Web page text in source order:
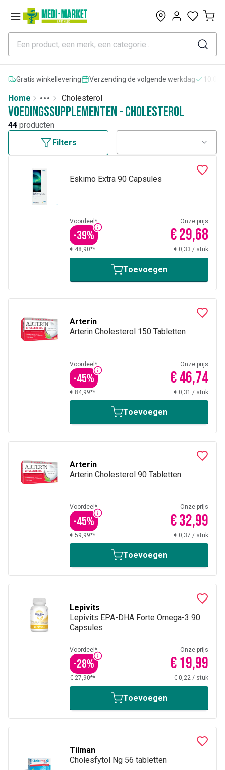
0
Gratis winkellevering Verzending de volgende werkdag
Home
More
Toggle menu
Cholesterol
Voedingssupplementen - Cholesterol
44 producten
Filters
Eskimo Extra 90 Capsules
Voordeel*
-39%
Onze prijs
€ 29,68
€ 48,90** € 0,33 / stuk
Toevoegen
Arterin
Arterin Cholesterol 150 Tabletten
Voordeel*
-45%
Onze prijs
€ 46,74
€ 84,99** € 0,31 / stuk
Toevoegen
Arterin
Arterin Cholesterol 90 Tabletten
Voordeel*
-45%
Onze prijs
€ 32,99
€ 59,99** € 0,37 / stuk
Toevoegen
Lepivits
Lepivits EPA-DHA Forte Omega-3 90
Capsules
Voordeel*
-28%
Onze prijs
€ 19,99
€ 27,90** € 0,22 / stuk
Toevoegen
Tilman
Cholesfytol Ng 56 tabletten